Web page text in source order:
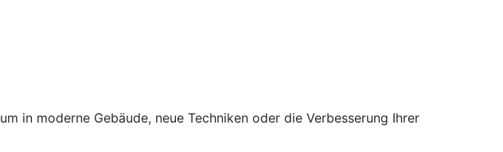
in moderne Gebäude, neue Techniken oder die Verbesserung Ihrer